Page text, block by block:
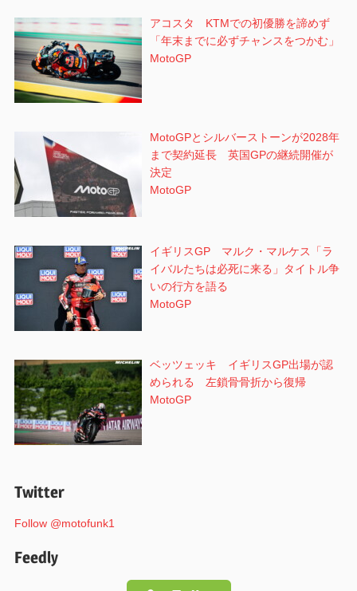
アコスタ KTMでの初優勝を諦めず
「年末までに必ずチャンスをつかむ」
MotoGP
MotoGPとシルバーストーンが2028年
まで契約延長 英国GPの継続開催が
決定
MotoGP
イギリスGP マルク・マルケス「ラ
イバルたちは必死に来る」タイトル争
いの行方を語る
MotoGP
ベッツェッキ イギリスGP出場が認
められる 左鎖骨骨折から復帰
MotoGP
Twitter
Follow @motofunk1
Feedly